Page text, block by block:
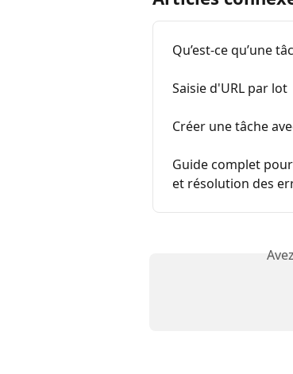
Qu’est-ce qu’une
Saisie d'URL par lot
Créer une tâche
Guide complet
et résolution des